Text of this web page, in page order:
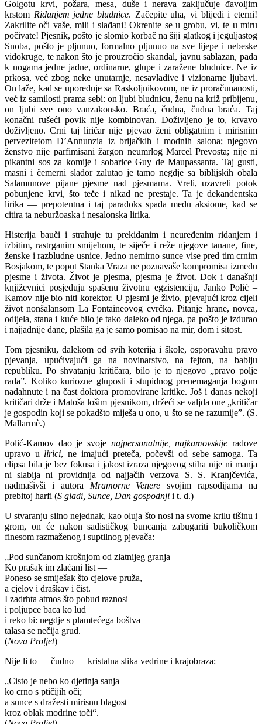
Golgotu krvi, požara, mesa, duše i nerava zaključuje đavoljim
krstom Ridanjem jedne bludnice. Začepite uha, vi blijedi i eterni!
Zakrilite oči vaše, mili i slađani! Okrenite se u grobu, vi, te u miru
počivate! Pjesnik, pošto je slomio korbač na šiji glatkog i jeguljastog
Snoba, pošto je pljunuo, formalno pljunuo na sve lijepe i nebeske
vidokruge, te nakon što je prouzročio skandal, javnu sablazan, pada
k nogama jedne jadne, ordinarne, glupe i zaražene bludnice. Ne iz
prkosa, već zbog neke unutarnje, nesavladive i vizionarne ljubavi.
On laže, kad se upoređuje sa Raskoljnikovom, ne iz proračunanosti,
već iz samilosti prama sebi: on ljubi bludnicu, ženu na križ pribijenu,
on ljubi sve ono vanzakonsko. Braća, čudna, čudna braća. Taj
konačni rušeći povik nije kombinovan. Doživljeno je to, krvavo
doživljeno. Crni taj liričar nije pjevao ženi obligatnim i mirisnim
pervezitetom D’Annunzia iz brijačkih i modnih salona; njegovo
ženstvo nije parfimisani žargon neumrlog Marcel Prevosta; nije ni
pikantni sos za komije i sobarice Guy de Maupassanta. Taj gusti,
masni i čemerni slador zalutao je tamo negdje sa biblijskih obala
Salamunove pijane pjesme nad pjesmama. Vreli, uzavreli potok
pobunjene krvi, što teče i nikad ne prestaje. Ta je dekandentska
lirika — prepotentna i taj paradoks spada među aksiome, kad se
citira ta neburžoaska i nesalonska lirika.
Histerija bauči i strahuje tu prekidanim i neuređenim ridanjem i
izbitim, rastrganim smijehom, te siječe i reže njegove tanane, fine,
ženske i razbludne usnice. Jedno nemirno sunce vise pred tim crnim
Bosjakom, te poput Stanka Vraza ne poznavaše kompromisa između
pjesme i života. Život je pjesma, pjesma je život. Dok i današnji
književnici posjeduju spašenu životnu egzistenciju, Janko Polić –
Kamov nije bio niti korektor. U pjesmi je živio, pjevajući kroz cijeli
život nonšalansom La Fontaineovog cvrčka. Pitanje hrane, novca,
odijela, stana i kuće bilo je tako daleko od njega, pa pošto je izdurao
i najjadnije dane, plašila ga je samo pomisao na mir, dom i sitost.
Tom pjesniku, dalekom od svih koterija i škole, osporavahu pravo
pjevanja, upućivajući ga na novinarstvo, na fejton, na bablju
republiku. Po shvatanju kritičara, bilo je to njegovo „pravo polje
rada”. Koliko kuriozne gluposti i stupidnog prenemaganja bogom
nadahnute i na čast doktora promovirane kritike. Još i danas nekoji
kritičari drže i Matoša lošim pjesnikom, držeći se valjda one „kritičar
je gospodin koji se pokadšto miješa u ono, u što se ne razumije”. (S.
Mallarmè.)
Polić-Kamov dao je svoje najpersonalnije, najkamovskije radove
upravo u lirici, ne imajući preteča, počevši od sebe samoga. Ta
elipsa bila je bez fokusa i jakost izraza njegovog stiha nije ni manja
ni slabija ni providnija od najjačih verzova S. S. Kranjčevića,
nadmašivši i autora Mramorne Venere svojim rapsodijama na
prebitoj harfi (S gladi, Sunce, Dan gospodnji i t. d.)
U stvaranju silno nejednak, kao oluja što nosi na svome krilu tišinu i
grom, on će nakon sadističkog buncanja zabugariti bukoličkom
finesom razmaženog i suptilnog pjevača:
„Pod sunčanom krošnjom od zlatnijeg granja
Ko prašak im zlaćani list —
Poneso se smiješak što cjelove pruža,
a cjelov i draškav i čist.
I zadrhta atmos što pobud raznosi
i poljupce baca ko lud
i reko bi: negdje s plamtećega boštva
talasa se nečija grud.
(Nova Proljet)
Nije li to — čudno — kristalna slika vedrine i krajobraza:
„Cisto je nebo ko djetinja sanja
ko crno s ptičijih oči;
a sunce s dražesti mirisnu blagost
kroz oblak modrine toči“.